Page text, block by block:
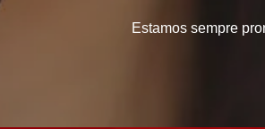
Estamos sempre